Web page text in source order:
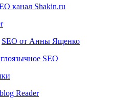
канал Shakin.ru
SEO от Анны Ященко
SEO
Reader